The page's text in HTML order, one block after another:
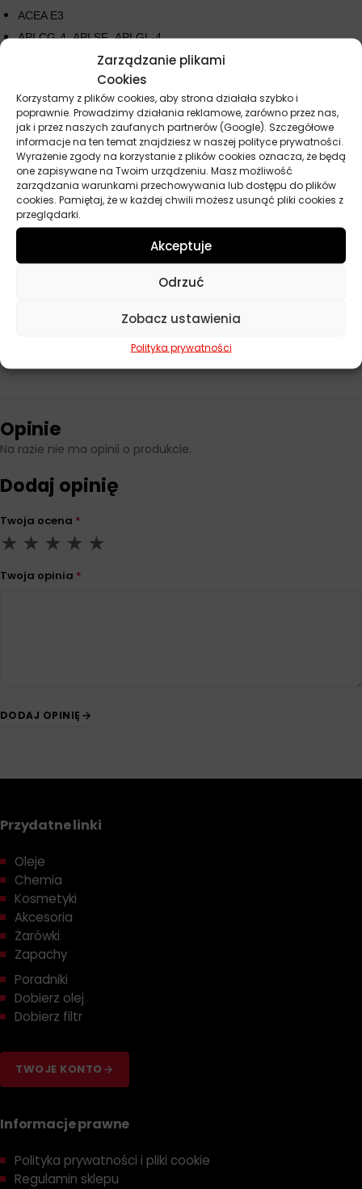
Zarządzanie plikami
Cookies
Korzystamy z plików cookies, aby strona działała szybko i
poprawnie. Prowadzimy działania reklamowe, zarówno przez nas,
jak i przez naszych zaufanych partnerów (Google). Szczegółowe
informacje na ten temat znajdziesz w naszej polityce prywatności.
Wyrażenie zgody na korzystanie z plików cookies oznacza, że będą
one zapisywane na Twoim urządzeniu. Masz możliwość
zarządzania warunkami przechowywania lub dostępu do plików
cookies. Pamiętaj, że w każdej chwili możesz usunąć pliki cookies z
przeglądarki.
Akceptuje
Odrzuć
Zobacz ustawienia
Polityka prywatności
ACEA E3
API CG-4 ,API SF ,API GL-4
ZF : ZF TE-ML 06B ,ZF TE-ML 07B
MASSEY-FERGUSON : CMS M 1144 ,CMS M 1145
Parametry techniczne
Lepkość 10W-40
Przeznaczenie Maszyny budowlane, Maszyny rolnicze
API CG-4, GL-4, SF
E3
5 l
Total
Opinie
Na razie nie ma opinii o produkcie.
Dodaj opinię
Twoja ocena *
Twoja opinia *
DODAJ OPINIĘ
Przydatne linki
Oleje
Chemia
Kosmetyki
Akcesoria
Żarówki
Zapachy
Poradniki
Dobierz olej
Dobierz filtr
TWOJE KONTO
Informacje prawne
Polityka prywatności i pliki cookie
Regulamin sklepu